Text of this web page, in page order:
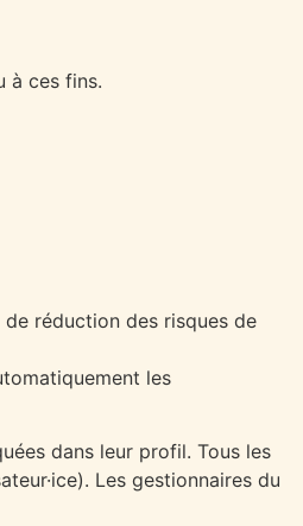
à ces fins.
réduction des risques de
les
dans leur profil. Tous les
Les gestionnaires du